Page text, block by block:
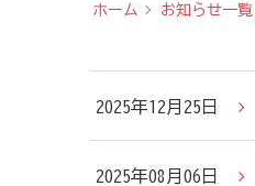
ホーム お知らせ一覧
2025年12月25日
2025年08月06日